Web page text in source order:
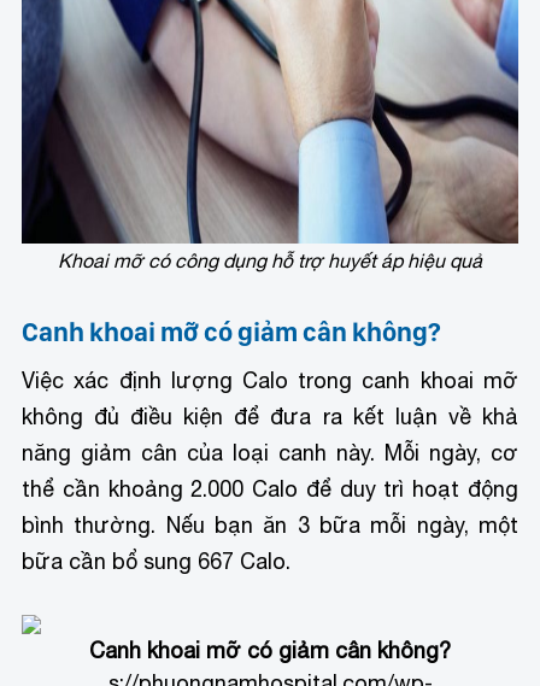
Khoai mỡ có công dụng hỗ trợ huyết áp hiệu quả
Canh khoai mỡ có giảm cân không?
Việc xác định lượng Calo trong canh khoai mỡ
không đủ điều kiện để đưa ra kết luận về khả
năng giảm cân của loại canh này. Mỗi ngày, cơ
thể cần khoảng 2.000 Calo để duy trì hoạt động
bình thường. Nếu bạn ăn 3 bữa mỗi ngày, một
bữa cần bổ sung 667 Calo.
Canh khoai mỡ có giảm cân không?